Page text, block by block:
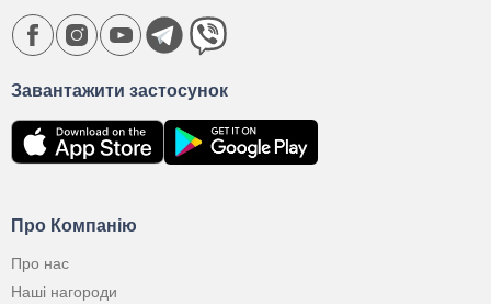
Про Компанію
Про нас
Наші нагороди
Завантажити застосунок